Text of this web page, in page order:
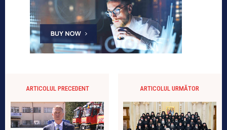
ARTICOLUL PRECEDENT ARTICOLUL URMĂTOR